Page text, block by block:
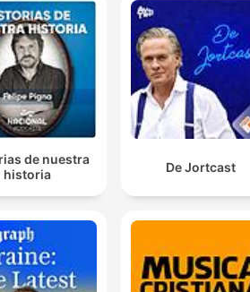
de nuestra
historia
De Jortcast